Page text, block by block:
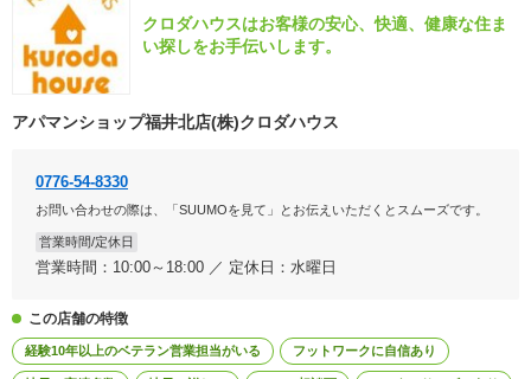
クロダハウスはお客様の安心、快適、健康な住ま
い探しをお手伝いします。
アパマンショップ福井北店(株)クロダハウス
0776-54-8330
お問い合わせの際は、「SUUMOを見て」とお伝えいただくとスムーズです。
営業時間/定休日
営業時間：10:00～18:00 ／ 定休日：水曜日
この店舗の特徴
経験10年以上のベテラン営業担当がいる フットワークに自信あり